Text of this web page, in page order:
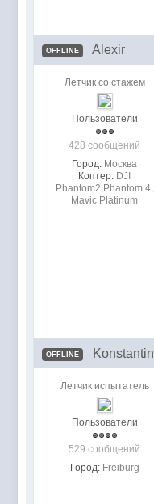
OFFLINE Alexir
Летчик со стажем
Пользователи
428 сообщений
Город: Москва
Коптер: DJI
Phantom2,Phantom 4,
Mavic Platinum
OFFLINE Konstantin
Летчик испытатель
Пользователи
529 сообщений
Город: Freiburg